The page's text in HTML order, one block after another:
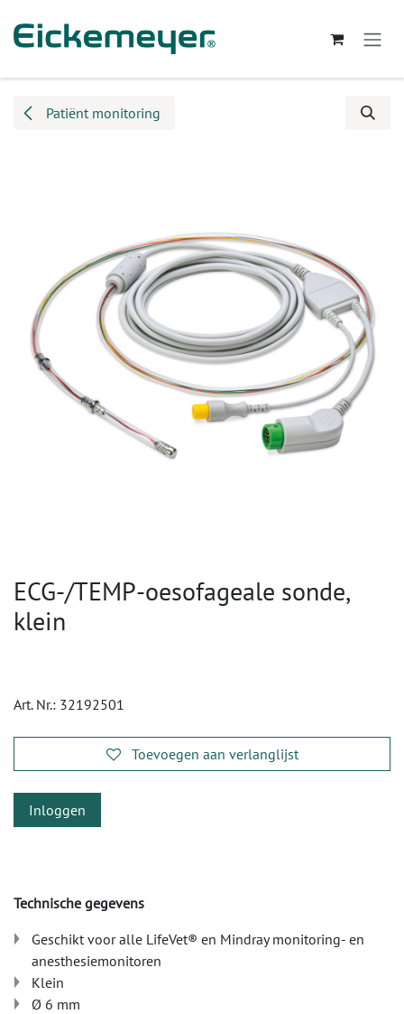
Patiënt monitoring
ECG-/TEMP-oesofageale sonde,
klein
Art. Nr.: 32192501
Toevoegen aan verlanglijst
Inloggen
Technische gegevens
Geschikt voor alle LifeVet® en Mindray monitoring- en
anesthesiemonitoren
Klein
Ø 6 mm